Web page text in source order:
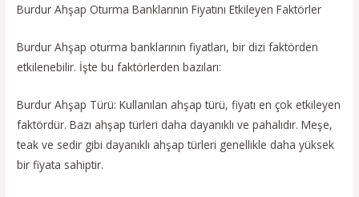
Burdur Ahşap Oturma Banklarının Fiyatını Etkileyen Faktörler
Burdur Ahşap oturma banklarının fiyatları, bir dizi faktörden
etkilenebilir. İşte bu faktörlerden bazıları:
Burdur Ahşap Türü: Kullanılan ahşap türü, fiyatı en çok etkileyen
faktördür. Bazı ahşap türleri daha dayanıklı ve pahalıdır. Meşe,
teak ve sedir gibi dayanıklı ahşap türleri genellikle daha yüksek
bir fiyata sahiptir.